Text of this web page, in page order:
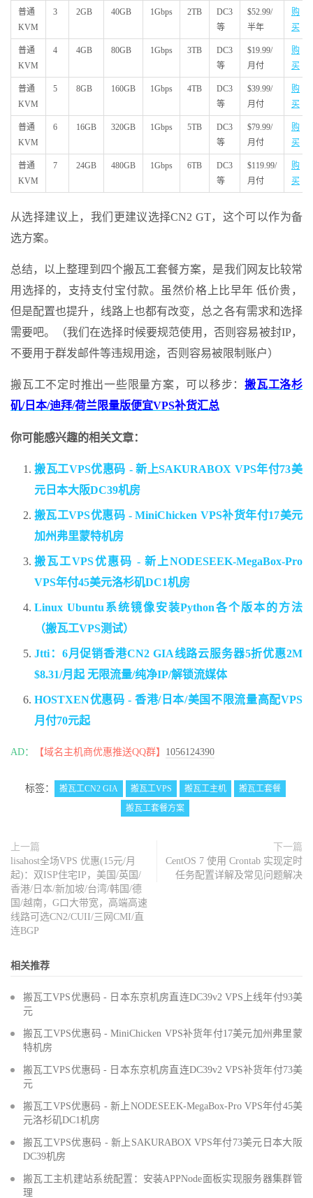
普通
KVM
3 2GB 40GB 1Gbps 2TB
DC3
等
$52.99/
半年
购
买
普通
KVM
4 4GB 80GB 1Gbps 3TB
DC3
等
$19.99/
月付
购
买
普通
KVM
5 8GB 160GB 1Gbps 4TB
DC3
等
$39.99/
月付
购
买
普通
KVM
6 16GB 320GB 1Gbps 5TB
DC3
等
$79.99/
月付
购
买
普通
KVM
7 24GB 480GB 1Gbps 6TB
DC3
等
$119.99/
月付
购
买
从选择建议上，我们更建议选择CN2 GT，这个可以作为备
选方案。
总结，以上整理到四个搬瓦工套餐方案，是我们网友比较常
用选择的，支持支付宝付款。虽然价格上比早年 低价贵，
但是配置也提升，线路上也都有改变，总之各有需求和选择
需要吧。（我们在选择时候要规范使用，否则容易被封IP，
不要用于群发邮件等违规用途，否则容易被限制账户）
搬瓦工不定时推出一些限量方案，可以移步： 搬瓦工洛杉
矶/日本/迪拜/荷兰限量版便宜VPS补货汇总
你可能感兴趣的相关文章：
搬瓦工VPS优惠码 - 新上SAKURABOX VPS年付73美
元日本大阪DC39机房
搬瓦工VPS优惠码 - MiniChicken VPS补货年付17美元
加州弗里蒙特机房
搬瓦工VPS优惠码 - 新上NODESEEK-MegaBox-Pro
VPS年付45美元洛杉矶DC1机房
Linux Ubuntu系统镜像安装Python各个版本的方法
（搬瓦工VPS测试）
Jtti：6月促销香港CN2 GIA线路云服务器5折优惠2M
$8.31/月起 无限流量/纯净IP/解锁流媒体
HOSTXEN优惠码 - 香港/日本/美国不限流量高配VPS
月付70元起
AD： 【域名主机商优惠推送QQ群】 1056124390
标签： 搬瓦工CN2 GIA 搬瓦工VPS 搬瓦工主机
搬瓦工套餐
搬瓦工套餐方案
上一篇
lisahost全场VPS 优惠(15元/月
起)：双ISP住宅IP，美国/英国/
香港/日本/新加坡/台湾/韩国/德
国/越南，G口大带宽，高端高速
线路可选CN2/CUII/三网CMI/直
连BGP
下一篇
CentOS 7 使用 Crontab 实现定时
任务配置详解及常见问题解决
相关推荐
搬瓦工VPS优惠码 - 日本东京机房直连DC39v2 VPS上线年付93美
元
搬瓦工VPS优惠码 - MiniChicken VPS补货年付17美元加州弗里蒙
特机房
搬瓦工VPS优惠码 - 日本东京机房直连DC39v2 VPS补货年付73美
元
搬瓦工VPS优惠码 - 新上NODESEEK-MegaBox-Pro VPS年付45美
元洛杉矶DC1机房
搬瓦工VPS优惠码 - 新上SAKURABOX VPS年付73美元日本大阪
DC39机房
搬瓦工主机建站系统配置：安装APPNode面板实现服务器集群管
理